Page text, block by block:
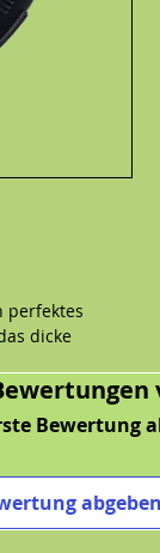
perfektes
dicke
wieder
der Traxx auch
Bewertung
abgeben